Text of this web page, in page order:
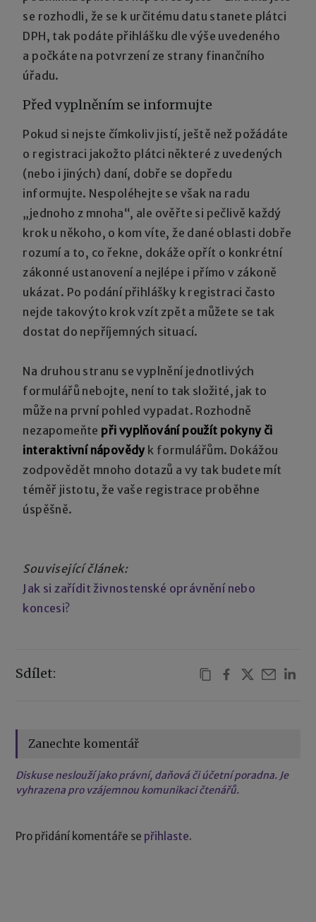
se rozhodli, že se k určitému datu stanete plátci
DPH, tak podáte přihlášku dle výše uvedeného
a počkáte na potvrzení ze strany finančního
úřadu.
Před vyplněním se informujte
Pokud si nejste čímkoliv jistí, ještě než požádáte
o registraci jakožto plátci některé z uvedených
(nebo i jiných) daní, dobře se dopředu
informujte. Nespoléhejte se však na radu
„jednoho z mnoha“, ale ověřte si pečlivě každý
krok u někoho, o kom víte, že dané oblasti dobře
rozumí a to, co řekne, dokáže opřít o konkrétní
zákonné ustanovení a nejlépe i přímo v zákoně
ukázat. Po podání přihlášky k registraci často
nejde takovýto krok vzít zpět a můžete se tak
dostat do nepříjemných situací.
Na druhou stranu se vyplnění jednotlivých
formulářů nebojte, není to tak složité, jak to
může na první pohled vypadat. Rozhodně
nezapomeňte při vyplňování použít pokyny či
interaktivní nápovědy k formulářům. Dokážou
zodpovědět mnoho dotazů a vy tak budete mít
téměř jistotu, že vaše registrace proběhne
úspěšně.
Související článek:
Jak si zařídit živnostenské oprávnění nebo
koncesi?
Sdílet:
Zanechte komentář
Diskuse neslouží jako právní, daňová či účetní poradna. Je
vyhrazena pro vzájemnou komunikaci čtenářů.
Pro přidání komentáře se přihlaste.